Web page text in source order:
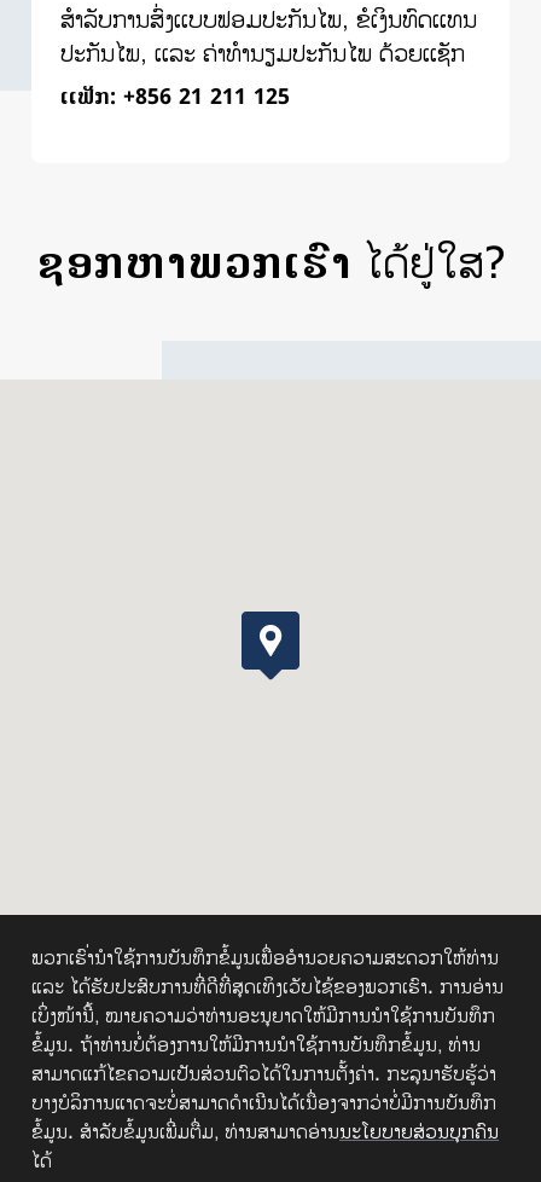
ສຳລັບການສົ່ງເເບບຟອມປະກັນໄພ, ຂໍເງິນທົດເເທນ
ປະກັນໄພ, ເເລະ ຄ່າທຳນຽມປະກັນໄພ ດ້ວຍເເຊັກ
ເເຟັກ: +856 21 211 125
ຊອກຫາພວກເຮົາ ໄດ້ຢູ່ໃສ?
ນະຄອນຫຼວງວຽງຈັນ
ພຣູເດັນໂຊລ໌ ລາວ
ພວກເຮົາ່ນຳໃຊ້ການບັນທຶກຂໍ້ມູນເພື່ອອຳນວຍຄວາມສະດວກໃຫ້ທ່ານ
ແລະ ໄດ້ຮັບປະສົບການທີ່ດີທີ່ສຸດເທິງເວັບໄຊ້ຂອງພວກເຮົາ.​ ການອ່ານ
ເບິ່ງໜ້ານີ້,​ ໝາຍຄວາມວ່າທ່ານອະນຸຍາດໃຫ້ມີການນຳໃຊ້ການບັນທຶກ
ຂໍ້ມູນ.​ ຖ້າທ່ານບໍ່ຕ້ອງການໃຫ້ມີການນຳໃຊ້ການບັນທຶກຂໍ້ມູນ, ທ່ານ
ສາມາດແກ້ໄຂຄວາມເປັນສ່ວນຕົວໄດ້ໃນການຕັ້ງຄ່າ.​ ກະລຸນາຮັບຮູ້ວ່າ
ບາງບໍລິການແາດຈະບໍ່ສາມາດດຳເນີນໄດ້ເນື່ອງຈາກວ່າບໍ່ມີການບັນທຶກ
ຂໍ້ມູນ. ສຳລັບຂໍ້ມູນເພີ່ມຕື່ມ, ທ່ານສາມາດອ່ານນະໂຍບາຍສ່ວນບຸກຄົນ
ໄດ້